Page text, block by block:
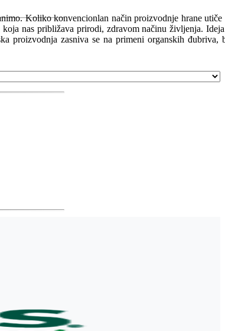
Koliko konvencionlan način proizvodnje hrane utiče
nas približava prirodi, zdravom načinu življenja.
proizvodnja zasniva se na primeni organskih đubriva,